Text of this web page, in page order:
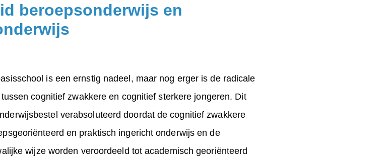
beroepsonderwijs en
is een ernstig nadeel, maar nog erger is de radicale
cognitief zwakkere en cognitief sterkere jongeren. Dit
verabsoluteerd doordat de cognitief zwakkere
en praktisch ingericht onderwijs en de
wijze worden veroordeeld tot academisch georiënteerd